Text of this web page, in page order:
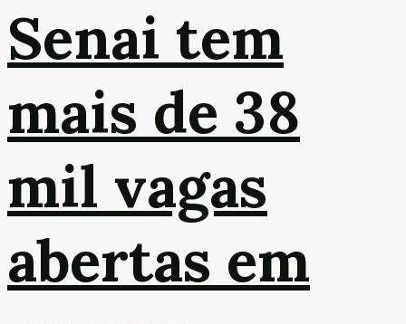
Senai tem
mais de 38
mil vagas
abertas em